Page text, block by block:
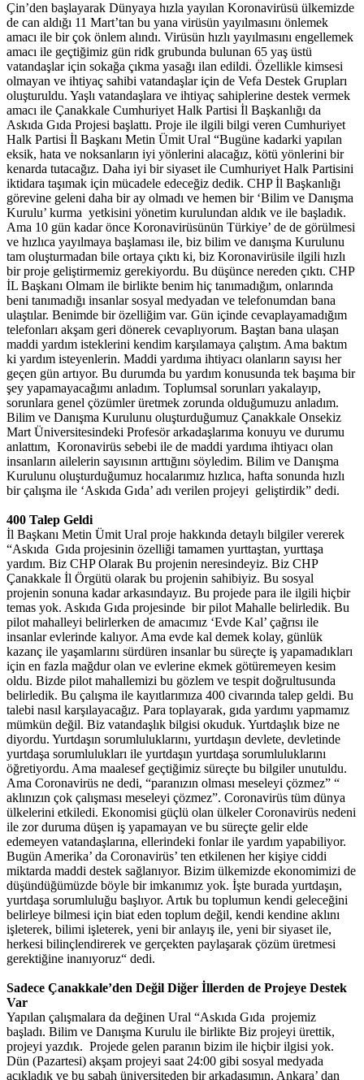
Çin’den başlayarak Dünyaya hızla yayılan Koronavirüsü ülkemizde
de can aldığı 11 Mart’tan bu yana virüsün yayılmasını önlemek
amacı ile bir çok önlem alındı. Virüsün hızlı yayılmasını engellemek
amacı ile geçtiğimiz gün ridk grubunda bulunan 65 yaş üstü
vatandaşlar için sokağa çıkma yasağı ilan edildi. Özellikle kimsesi
olmayan ve ihtiyaç sahibi vatandaşlar için de Vefa Destek Grupları
oluşturuldu. Yaşlı vatandaşlara ve ihtiyaç sahiplerine destek vermek
amacı ile Çanakkale Cumhuriyet Halk Partisi İl Başkanlığı da
Askıda Gıda Projesi başlattı. Proje ile ilgili bilgi veren Cumhuriyet
Halk Partisi İl Başkanı Metin Ümit Ural “Bugüne kadarki yapılan
eksik, hata ve noksanların iyi yönlerini alacağız, kötü yönlerini bir
kenarda tutacağız. Daha iyi bir siyaset ile Cumhuriyet Halk Partisini
iktidara taşımak için mücadele edeceğiz dedik. CHP İl Başkanlığı
görevine geleni daha bir ay olmadı ve hemen bir ‘Bilim ve Danışma
Kurulu’ kurma yetkisini yönetim kurulundan aldık ve ile başladık.
Ama 10 gün kadar önce Koronavirüsünün Türkiye’ de de görülmesi
ve hızlıca yayılmaya başlaması ile, biz bilim ve danışma Kurulunu
tam oluşturmadan bile ortaya çıktı ki, biz Koronavirüsile ilgili hızlı
bir proje geliştirmemiz gerekiyordu. Bu düşünce nereden çıktı. CHP
İL Başkanı Olmam ile birlikte benim hiç tanımadığım, onlarında
beni tanımadığı insanlar sosyal medyadan ve telefonumdan bana
ulaştılar. Benimde bir özelliğim var. Gün içinde cevaplayamadığım
telefonları akşam geri dönerek cevaplıyorum. Baştan bana ulaşan
maddi yardım isteklerini kendim karşılamaya çalıştım. Ama baktım
ki yardım isteyenlerin. Maddi yardıma ihtiyacı olanların sayısı her
geçen gün artıyor. Bu durumda bu yardım konusunda tek başıma bir
şey yapamayacağımı anladım. Toplumsal sorunları yakalayıp,
sorunlara genel çözümler üretmek zorunda olduğumuzu anladım.
Bilim ve Danışma Kurulunu oluşturduğumuz Çanakkale Onsekiz
Mart Üniversitesindeki Profesör arkadaşlarıma konuyu ve durumu
anlattım, Koronavirüs sebebi ile de maddi yardıma ihtiyacı olan
insanların ailelerin sayısının arttığını söyledim. Bilim ve Danışma
Kurulunu oluşturduğumuz hocalarımız hızlıca, hafta sonunda hızlı
bir çalışma ile ‘Askıda Gıda’ adı verilen projeyi geliştirdik” dedi.
400 Talep Geldi
İl Başkanı Metin Ümit Ural proje hakkında detaylı bilgiler vererek
“Askıda Gıda projesinin özelliği tamamen yurttaştan, yurttaşa
yardım. Biz CHP Olarak Bu projenin neresindeyiz. Biz CHP
Çanakkale İl Örgütü olarak bu projenin sahibiyiz. Bu sosyal
projenin sonuna kadar arkasındayız. Bu projede para ile ilgili hiçbir
temas yok. Askıda Gıda projesinde bir pilot Mahalle belirledik. Bu
pilot mahalleyi belirlerken de amacımız ‘Evde Kal’ çağrısı ile
insanlar evlerinde kalıyor. Ama evde kal demek kolay, günlük
kazanç ile yaşamlarını sürdüren insanlar bu süreçte iş yapamadıkları
için en fazla mağdur olan ve evlerine ekmek götüremeyen kesim
oldu. Bizde pilot mahallemizi bu gözlem ve tespit doğrultusunda
belirledik. Bu çalışma ile kayıtlarımıza 400 civarında talep geldi. Bu
talebi nasıl karşılayacağız. Para toplayarak, gıda yardımı yapmamız
mümkün değil. Biz vatandaşlık bilgisi okuduk. Yurtdaşlık bize ne
diyordu. Yurtdaşın sorumluluklarını, yurtdaşın devlete, devletinde
yurtdaşa sorumlulukları ile yurtdaşın yurtdaşa sorumluluklarını
öğretiyordu. Ama maalesef geçtiğimiz süreçte bu bilgiler unutuldu.
Ama Coronavirüs ne dedi, “paranızın olması meseleyi çözmez” “
aklınızın çok çalışması meseleyi çözmez”. Coronavirüs tüm dünya
ülkelerini etkiledi. Ekonomisi güçlü olan ülkeler Coronavirüs nedeni
ile zor duruma düşen iş yapamayan ve bu süreçte gelir elde
edemeyen vatandaşlarına, ellerindeki fonlar ile yardım yapabiliyor.
Bugün Amerika’ da Coronavirüs’ ten etkilenen her kişiye ciddi
miktarda maddi destek sağlanıyor. Bizim ülkemizde ekonomimizi de
düşündüğümüzde böyle bir imkanımız yok. İşte burada yurtdaşın,
yurtdaşa sorumluluğu başlıyor. Artık bu toplumun kendi geleceğini
belirleye bilmesi için biat eden toplum değil, kendi kendine aklını
işleterek, bilimi işleterek, yeni bir anlayış ile, yeni bir siyaset ile,
herkesi bilinçlendirerek ve gerçekten paylaşarak çözüm üretmesi
gerektiğine inanıyoruz“ dedi.
Sadece Çanakkale’den Değil Diğer İllerden de Projeye Destek
Var
Yapılan çalışmalara da değinen Ural “Askıda Gıda projemiz
başladı. Bilim ve Danışma Kurulu ile birlikte Biz projeyi ürettik,
projeyi yazdık. Projede gelen paranın bizim ile hiçbir ilgisi yok.
Dün (Pazartesi) akşam projeyi saat 24:00 gibi sosyal medyada
açıkladık ve bu sabah üniversiteden bir arkadaşımın, Ankara’ dan